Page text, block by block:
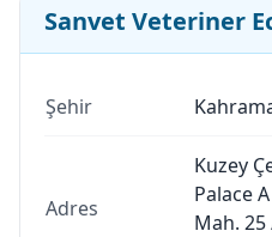
Sanvet Veteriner
Şehir
Adres
Kuzey
Palace
Mah.